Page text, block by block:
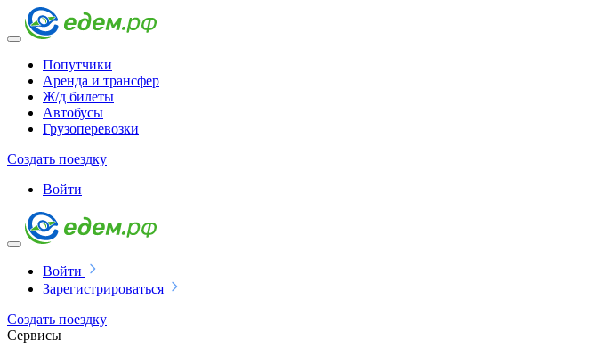
Попутчики
Аренда и трансфер
Ж/д билеты
Автобусы
Грузоперевозки
Создать поездку
Войти
Войти
Зарегистрироваться
Создать поездку
Сервисы